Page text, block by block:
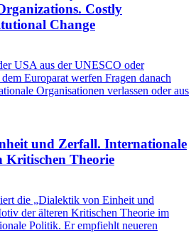
Costly
Change
USA aus der UNESCO oder
Europarat werfen Fragen danach
Organisationen verlassen oder aus
und Zerfall. Internationale
Kritischen Theorie
die „Dialektik von Einheit und
der älteren Kritischen Theorie im
Politik. Er empfiehlt neueren